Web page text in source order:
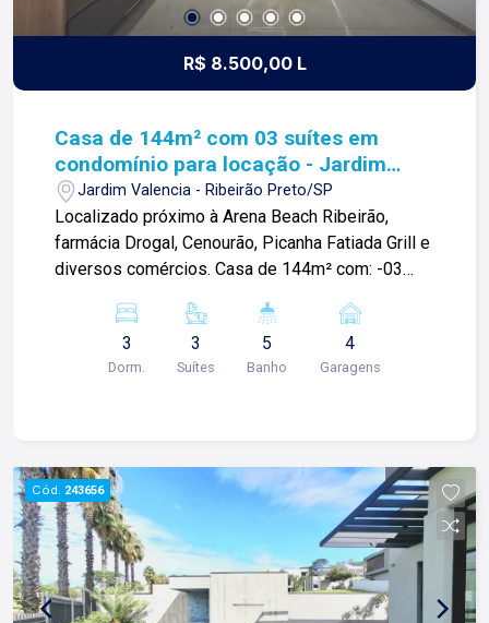
R$ 8.500,00 L
Casa de 144m² com 03 suítes em
condomínio para locação - Jardim
Valência
Jardim Valencia - Ribeirão Preto/SP
Localizado próximo à Arena Beach Ribeirão,
farmácia Drogal, Cenourão, Picanha Fatiada Grill e
diversos comércios. Casa de 144m² com: -03
Varanda gourmet; -01 banheiro externo; -
Paisagismo; -04 vagas de garagem; Diferenciais:
-Suítes amplas com armários; -Ar-condicionado; -
elétrico; -Energia solar; -Irrigação automática no
jardim; Condomínio com: -Portaria 24h; -Ronda
motorizada; -Playground; Para mais informações
e agendar visita, entre em contato. Lago é
RELACIONAMENTO! Desde 1987 esta é a nossa
missão, nosso propósito e o verdadeiro sentido
3
Dorm.
3
Suítes
5
Banho
4
Garagens
Cód. 243656